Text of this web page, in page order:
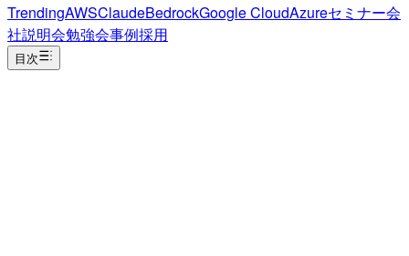
TrendingAWSClaudeBedrockGoogle CloudAzureセミナー会
社説明会勉強会事例採用
目次